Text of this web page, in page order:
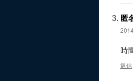
匿
時
返信